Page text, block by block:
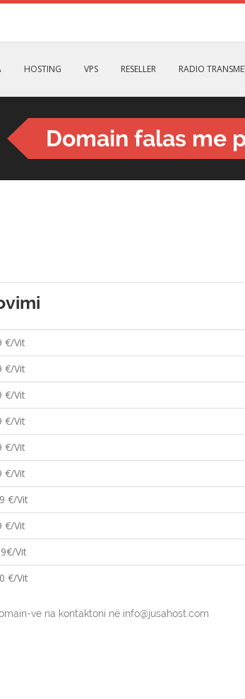
HOSTING VPS RESELLER RADIO
Domain falas me
€/Vit
€/Vit
€/Vit
€/Vit
€/Vit
€/Vit
€/Vit
€/Vit
Vit
€/Vit
ve na kontaktoni në info@jusahost.com